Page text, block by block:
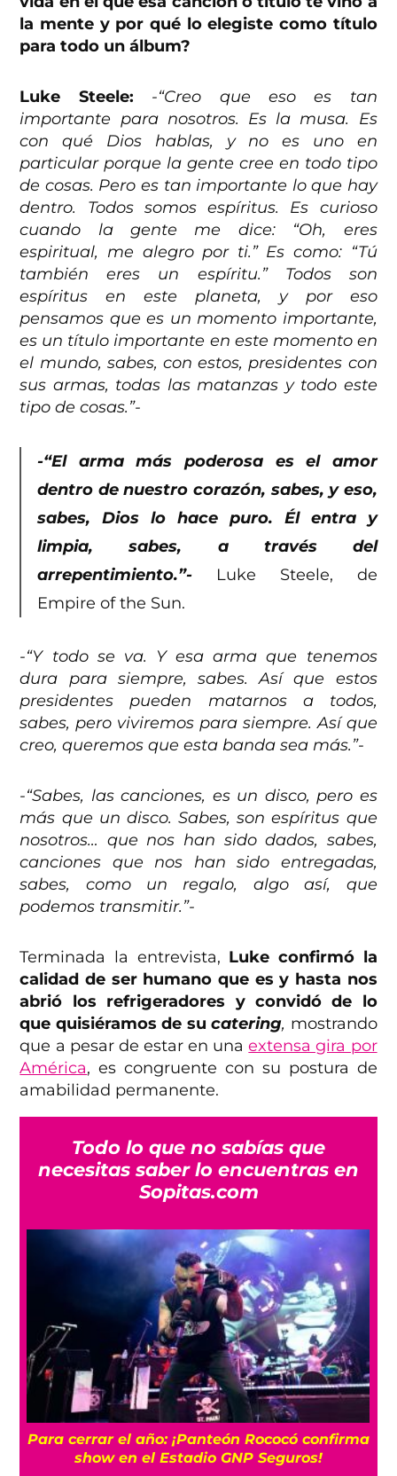
la mente y por qué lo elegiste como título
para todo un álbum?
Luke Steele:
-“Creo que eso es tan
importante para nosotros. Es la musa. Es
con qué Dios hablas, y no es uno en
particular porque la gente cree en todo tipo
de cosas. Pero es tan importante lo que hay
dentro. Todos somos espíritus. Es curioso
cuando la gente me dice: “Oh, eres
espiritual, me alegro por ti.” Es como: “Tú
también eres un espíritu.” Todos son
espíritus en este planeta, y por eso
pensamos que es un momento importante,
es un título importante en este momento en
el mundo, sabes, con estos, presidentes con
sus armas, todas las matanzas y todo este
tipo de cosas.”-
-“El arma más poderosa es el amor
dentro de nuestro corazón, sabes, y eso,
sabes, Dios lo hace puro. Él entra y
limpia, sabes, a través del
arrepentimiento.”- Luke Steele, de
Empire of the Sun.
-“Y todo se va. Y esa arma que tenemos
dura para siempre, sabes. Así que estos
presidentes pueden matarnos a todos,
sabes, pero viviremos para siempre. Así que
creo, queremos que esta banda sea más.”-
-“Sabes, las canciones, es un disco, pero es
más que un disco. Sabes, son espíritus que
nosotros… que nos han sido dados, sabes,
canciones que nos han sido entregadas,
sabes, como un regalo, algo así, que
podemos transmitir.”-
Terminada la entrevista, Luke confirmó la
calidad de ser humano que es y hasta nos
abrió los refrigeradores y convidó de lo
que quisiéramos de sucatering, mostrando
que a pesar de estar en unaextensa gira por
América, es congruente con su postura de
amabilidad permanente.
Todo lo que no sabías que
necesitas saber lo encuentras en
Sopitas.com
7 canciones para sumergirte en la dulce
melancolía de Elliott Smith